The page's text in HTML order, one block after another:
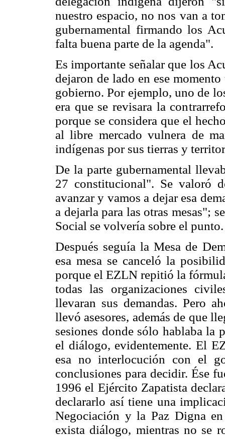
nuestro espacio, no nos van a
gubernamental firmando los
falta buena parte de la agenda".
Es importante señalar que los
dejaron de lado en ese
gobierno. Por ejemplo, uno de
era que se revisara la
porque se considera que el
al libre mercado vulnera de
indígenas por sus tierras y
De la parte gubernamental
27 constitucional". Se valoró
avanzar y vamos a dejar esa
a dejarla para las otras mesas";
Social se volvería sobre el punto.
Después seguía la Mesa de
esa mesa se canceló la
porque el EZLN repitió la
todas las organizaciones
llevaran sus demandas. Pero
llevó asesores, además de que
sesiones donde sólo hablaba la
el diálogo, evidentemente. El
esa no interlocución con el
conclusiones para decidir. Ése
1996 el Ejército Zapatista
declararlo así tiene una
Negociación y la Paz Digna
exista diálogo, mientras no se